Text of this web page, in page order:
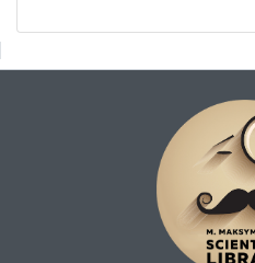
промивного режиму
утворенням
близько 60 %
відсоток
підвищеному вмісту
поверхневих водах.
Досліджено динаміку